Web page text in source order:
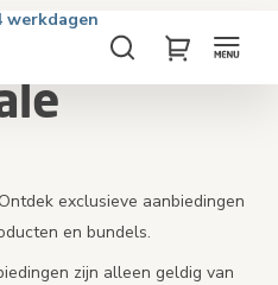
€50. Shop nu!
klanten
werkdagen
100 dagen
Zoek
My Cart
exclusieve aanbiedingen
en bundels.
zijn alleen geldig van